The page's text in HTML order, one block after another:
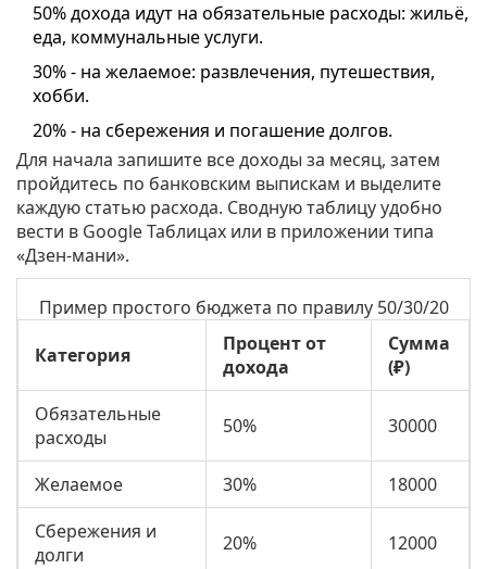
50% дохода идут на обязательные расходы: жильё,
еда, коммунальные услуги.
30% - на желаемое: развлечения, путешествия,
хобби.
20% - на сбережения и погашение долгов.
Для начала запишите все доходы за месяц, затем
пройдитесь по банковским выпискам и выделите
каждую статью расхода. Сводную таблицу удобно
вести в Google Таблицах или в приложении типа
«Дзен-мани».
Пример простого бюджета по правилу 50/30/20
Категория
Процент от
дохода
Сумма
(₽)
Обязательные
расходы
50% 30000
Желаемое 30%
18000
Сбережения и
долги
20% 12000